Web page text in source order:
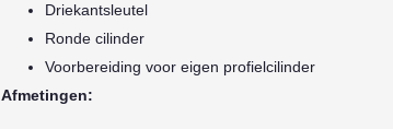
Driekantsleutel
Ronde cilinder
Voorbereiding voor eigen profielcilinder
Afmetingen: